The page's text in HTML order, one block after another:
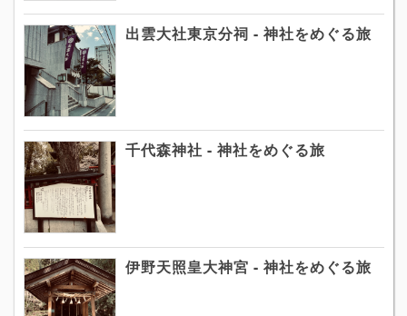
出雲大社東京分祠 - 神社をめぐる旅
千代森神社 - 神社をめぐる旅
伊野天照皇大神宮 - 神社をめぐる旅